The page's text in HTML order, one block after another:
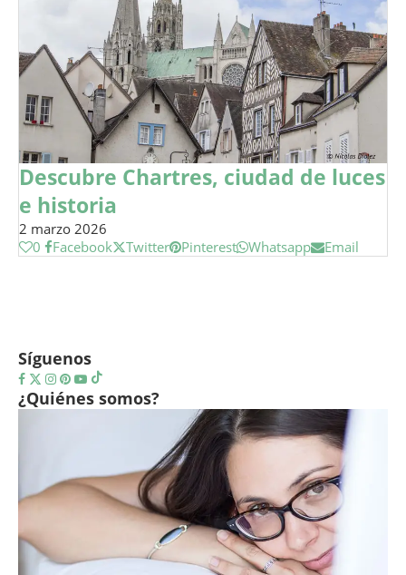
Descubre Chartres, ciudad de luces
e historia
2 marzo 2026
0
Facebook Twitter Pinterest Whatsapp Email
Síguenos
¿Quiénes somos?